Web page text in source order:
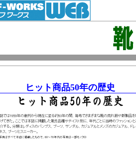
ヒット商品50年の歴史